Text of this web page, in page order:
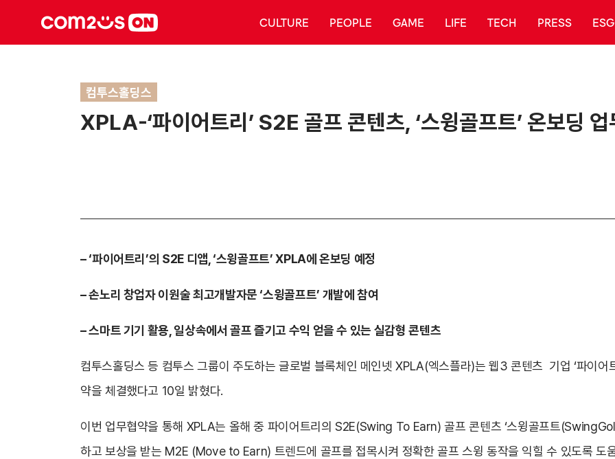
CULTURE PEOPLE GAME LIFE TECH PRESS ESG
컴투스홀딩스
XPLA-‘파이어트리’ S2E 골프 콘텐츠, ‘스윙골프트’ 온보딩
–‘파이어트리’의 S2E 디앱, ‘스윙골프트’ XPLA에 온보딩 예정
–손노리 창업자 이원술 최고개발자문 ‘스윙골프트’ 개발에 참여
–스마트 기기 활용, 일상속에서 골프 즐기고 수익 얻을 수 있는 실감형 콘텐츠
컴투스홀딩스 등 컴투스 그룹이 주도하는 글로벌 블록체인 메인넷 XPLA(엑스플라)는 웹3 콘텐츠 기업 ‘파이어
약을 체결했다고 10일 밝혔다.
이번 업무협약을 통해 XPLA는 올해 중 파이어트리의 S2E(Swing To Earn) 골프 콘텐츠 ‘스윙골프트
하고 보상을 받는 M2E (Move to Earn) 트렌드에 골프를 접목시켜 정확한 골프 스윙 동작을 익힐 수 있도록 도